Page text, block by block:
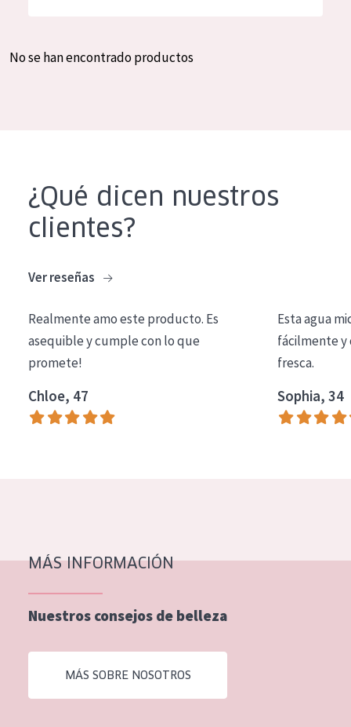
Crema de día
Crema de noche
Limpieza
COLECCIÓN
Essentials
Lift+
Piel normal y seca
Piel mixata o grasa
Piel madura
Piel expuesta al sol
Piel menopáusica
Spanish
No se han encontrado productos
¿Qué dicen nuestros
clientes?
Ver reseñas
Realmente amo este producto. Es
asequible y cumple con lo que
promete!
Chloe, 47
Esta agua
fácilmente y
fresca.
Sophia, 34
MÁS INFORMACIÓN
Nuestros consejos de belleza
MÁS SOBRE NOSOTROS